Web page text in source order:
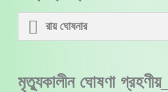
রায় ঘোষনার
মৃত্যুকালীন ঘোষণা